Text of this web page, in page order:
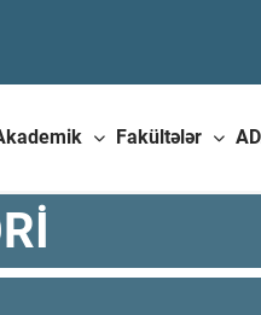
Fakültələr